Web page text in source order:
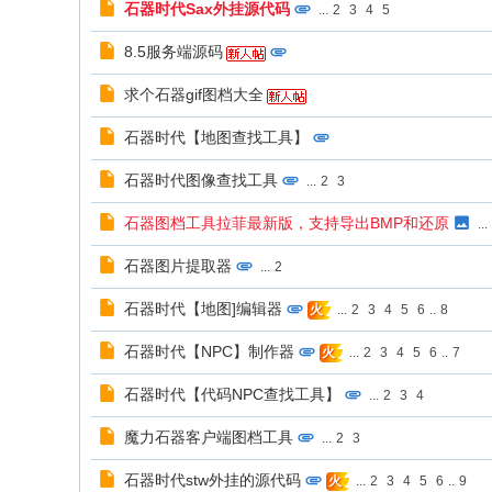
石器时代Sax外挂源代码 ... 2 3 4 5
8.5服务端源码
求个石器gif图档大全
石器时代【地图查找工具】
石器时代图像查找工具 ... 2 3
石器图档工具拉菲最新版，支持导出BMP和还原 ...
石器图片提取器 ... 2
石器时代【地图]编辑器 火 ... 2 3 4 5 6 .. 8
石器时代【NPC】制作器 火 ... 2 3 4 5 6 .. 7
石器时代【代码NPC查找工具】 ... 2 3 4
魔力石器客户端图档工具 ... 2 3
石器时代stw外挂的源代码 火 ... 2 3 4 5 6 .. 9